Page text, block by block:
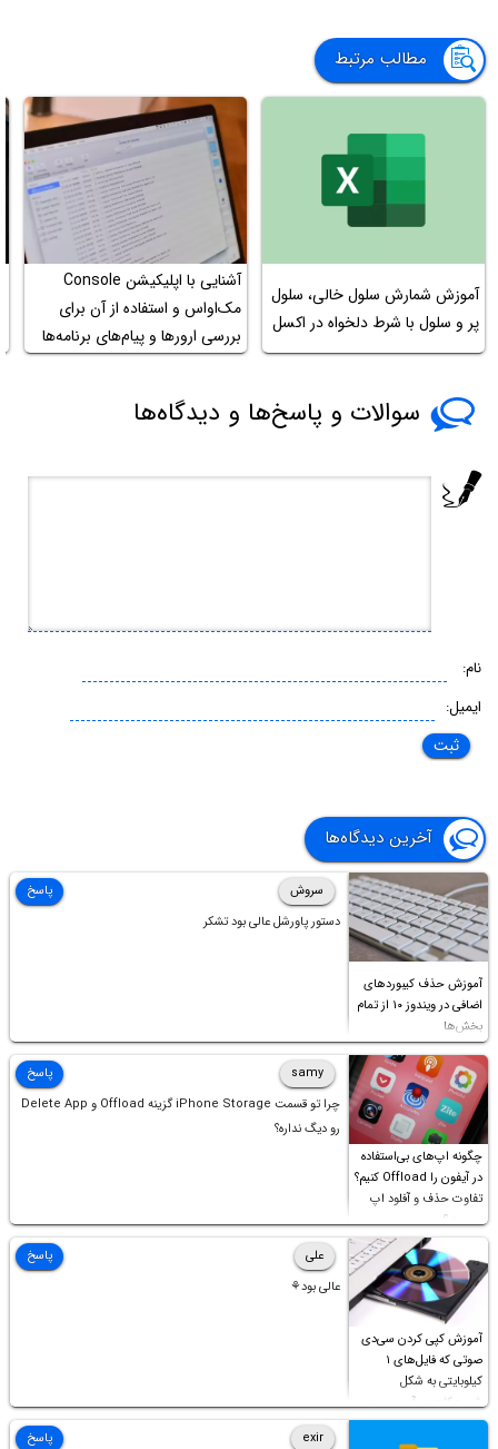
مطالب مرتبط
آموزش شمارش سلول خالی، سلول
پر و سلول با شرط دلخواه در اکسل
آشنایی با اپلیکیشن Console
مک‌او‌اس و استفاده از آن برای
بررسی ارورها و پیام‌های برنامه‌ها
سوالات و پاسخ‌ها و دیدگاه‌ها
نام:
ایمیل:
آخرین دیدگاه‌ها
آموزش حذف کیبوردهای
اضافی در ویندوز ۱۰ از تمام
بخش‌ها
سروش
دستور پاورشل عالی بود تشکر
پاسخ
چگونه اپ‌های بی‌استفاده
در آیفون را Offload کنیم؟
تفاوت حذف و آفلود اپ
چیست؟
samy
چرا تو قسمت iPhone Storage گزینه Offload و Delete App
رو دیگ نداره؟
پاسخ
آموزش کپی کردن سی‌دی
صوتی که فایل‌های ۱
کیلوبایتی به شکل
شورت‌کات در آن موجود
است!
علی
عالی بود⚘
پاسخ
exir
پاسخ